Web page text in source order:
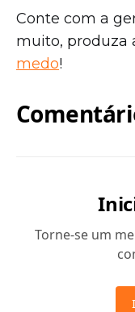
Conte com a
muito, produza
medo!